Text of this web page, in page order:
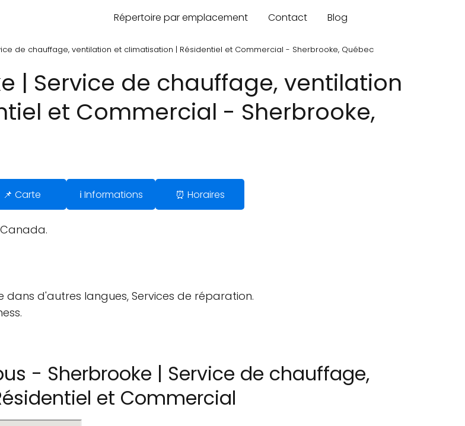
Répertoire par emplacement Contact Blog
de chauffage, ventilation et climatisation | Résidentiel et Commercial - Sherbrooke, Québec
| Service de chauffage, ventilation
et Commercial - Sherbrooke,
📌 Carte ℹ️ Informations ⏰ Horaires
Canada.
dans d'autres langues, Services de réparation.
- Sherbrooke | Service de chauffage,
et Commercial